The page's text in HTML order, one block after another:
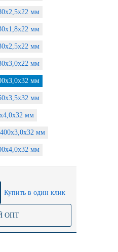
мм
мм
мм
мм
мм
мм
мм
мм
мм
Купить в один клик
ОПТ